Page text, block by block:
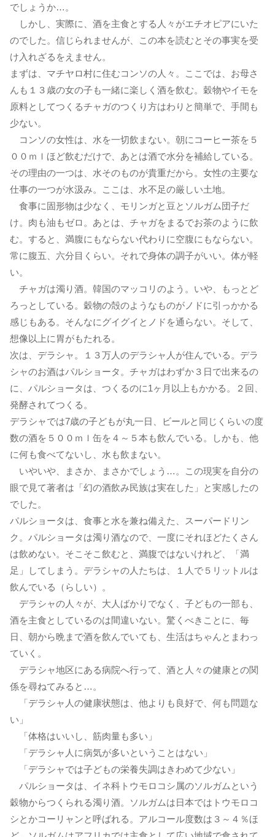
でしょうか…。
しかし、実際に、酒を主食とする人々がエチオピアにいた
のでした。信じられませんが、この本を読むとその事実を受
け入れざるをえません。
まずは、マチヤロ村に住むコンソの人々。ここでは、お母さ
んも１３歳の女の子も一緒に楽しく酒を飲む。穀物やイモを
原料としてつくるチャガのつくり方はわりと簡単で、手間も
少ない。
コンソの女性は、水を一切飲まない。朝にコーヒー茶を５
００ｍｌほど飲むだけで、あとは酒で水分を補給している。
その理由の一つは、水そのものが貴重だから。女性の主要な
仕事の一つが水汲み。ここは、水不足の厳しい土地。
食事に固形物は少なく、モリンガと豆とソルガム団子だ
け。肉も油もゼロ。あとは、チャガをまるでお茶のように飲
む。すると、満腹にもならない代わりに空腹にもならない。
常に腹五、六分目くらい。それで身体の調子がいい。体が軽
い。
チャガは濁り酒。韓国のマッコリのよう。いや、もっとど
ろっとしている。穀物の殻のようなものがノドに引っかかる
感じもある。そんなにグイグイとノドを通らない。そして、
想像以上に胃がもたれる。
次は、デラシャ。１３万人のデラシャ人が住んでいる。デラ
シャのお酒はパルショータ。チャガはわずか３日で出来るの
に、パルショータは、つくるのに1ヶ月以上もかかる。２回、
発酵されてつくる。
デラシャでは7歳の子どもが丸一日、ビールと同じくらいの度
数の酒を５００ｍｌ缶を４～５本も飲んでいる。しかも、他
に何も食べてないし、水も飲まない。
いやいや、まさか、まさかでしょう…。この現実を自分の
眼で見て著者は「幻の酒飲み民族は実在した」と実感したの
でした。
パルショータは、食事と水を兼ね備えた、スーパードリン
ク。パルショータは濁り酒なので、一度にそれほどたくさん
は飲めない。そこそこ飲むと、満腹ではないけれど、「満
足」してしまう。デラシャの人たちは、１人で５リットルは
飲んでいる（らしい）。
デラシャの人々が、大人ばかりでなく、子どもの一部も、
酒を主食としているのは間違いない。驚くべきことに、毎
日、朝から晩まで酒を飲んでいても、生活はちゃんとまわっ
ていく。
デラシャ地区にある病院へ行って、酒と人々の健康との関
係を尋ねてみると…。
「デラシャ人の健康状態は、他よりも良好で、何も問題な
い」
「体格はいいし、筋肉量も多い」
「デラシャ人に病気が多いということはない」
「デラシャでは子どもの栄養失調はきわめて少ない」
パルショータは、イネ科トウモロコシ属のソルガムという
穀物からつくられる濁り酒。ソルガムは日本ではトウモロコ
シとかコーリャンと呼ばれる。アルコール度数は３～４％ほ